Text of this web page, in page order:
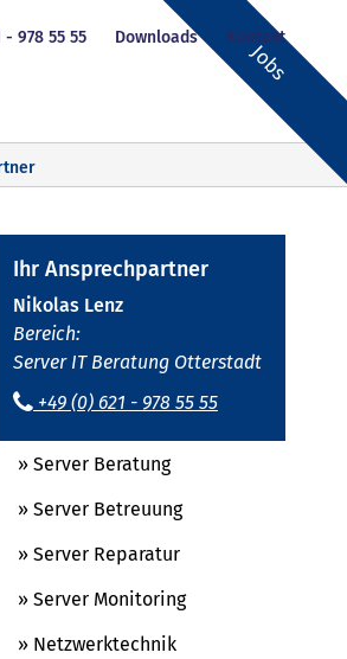
Jobs
- 978 55 55 Downloads Kontakt
Ihr Ansprechpartner
Nikolas Lenz
Bereich:
Server IT Beratung Otterstadt
+49 (0) 621 - 978 55 55
» Server Beratung
» Server Betreuung
» Server Reparatur
» Server Monitoring
» Netzwerktechnik